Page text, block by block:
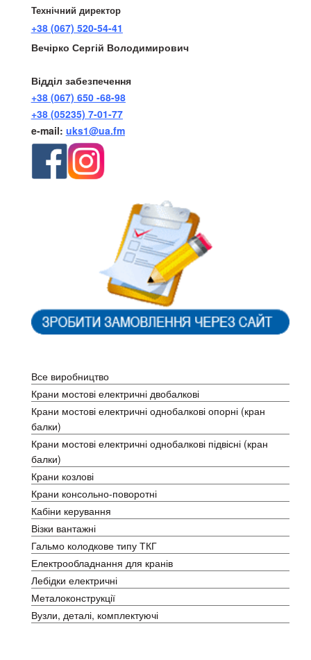
Технічний директор
+38 (067) 520-54-41
Вечірко Сергій Володимирович
Відділ забезпечення
+38 (067) 650 -68-98
+38 (05235) 7-01-77
e-mail: uks1@ua.fm
Все виробництво
Крани мостові електричні двобалкові
Крани мостові електричні однобалкові опорні (кран
балки)
Крани мостові електричні однобалкові підвісні (кран
балки)
Крани козлові
Крани консольно-поворотні
Кабіни керування
Візки вантажні
Гальмо колодкове типу ТКГ
Електрообладнання для кранів
Лебідки електричні
Металоконструкції
Вузли, деталі, комплектуючі